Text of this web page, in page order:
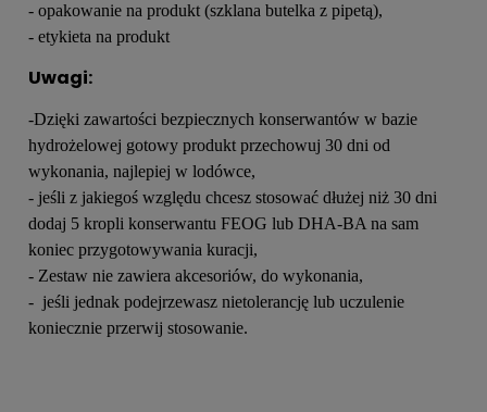
- opakowanie na produkt (szklana butelka z pipetą),
- etykieta na produkt
Uwagi:
-Dzięki zawartości bezpiecznych konserwantów w bazie
hydrożelowej gotowy produkt przechowuj 30 dni od
wykonania, najlepiej w lodówce,
- jeśli z jakiegoś względu chcesz stosować dłużej niż 30 dni
dodaj 5 kropli konserwantu FEOG lub DHA-BA na sam
koniec przygotowywania kuracji,
- Zestaw nie zawiera akcesoriów, do wykonania,
- jeśli jednak podejrzewasz nietolerancję lub uczulenie
koniecznie przerwij stosowanie.